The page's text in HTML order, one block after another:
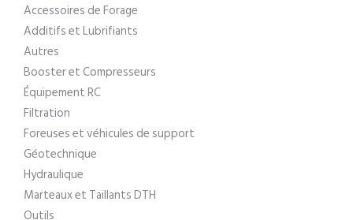
Accessoires de Forage
Additifs et Lubrifiants
Autres
Booster et Compresseurs
Équipement RC
Filtration
Foreuses et véhicules de support
Géotechnique
Hydraulique
Marteaux et Taillants DTH
Outils